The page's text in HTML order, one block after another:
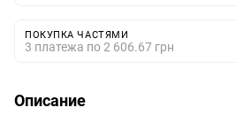
ПОКУПКА ЧАСТЯМИ
3 платежа по 2 606.67 грн
Описание